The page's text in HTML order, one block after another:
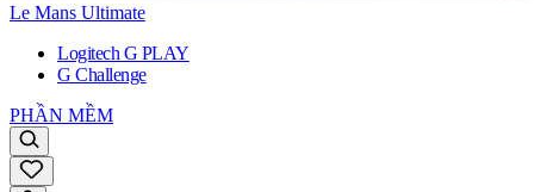
Le Mans Ultimate
Logitech G PLAY
G Challenge
PHẦN MỀM